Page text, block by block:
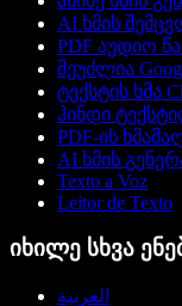
AI ხმის
PDF აუდიო
შეუძლია
ტექსტის ხმა
ჰინდი
PDF-ის
AI ხმის
Texto a Voz
Leitor de Texto
იხილე სხვა
العربية